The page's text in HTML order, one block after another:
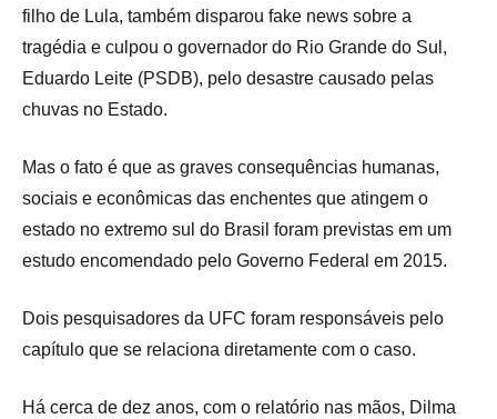
filho de Lula, também disparou fake news sobre a
tragédia e culpou o governador do Rio Grande do Sul,
Eduardo Leite (PSDB), pelo desastre causado pelas
chuvas no Estado.
Mas o fato é que as graves consequências humanas,
sociais e econômicas das enchentes que atingem o
estado no extremo sul do Brasil foram previstas em um
estudo encomendado pelo Governo Federal em 2015.
Dois pesquisadores da UFC foram responsáveis pelo
capítulo que se relaciona diretamente com o caso.
Há cerca de dez anos, com o relatório nas mãos, Dilma